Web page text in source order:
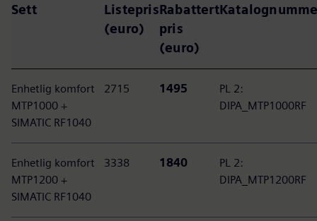
Sett
Listepris
(euro)
Rabattert
pris
(euro)
Enhetlig komfort
MTP1000 +
SIMATIC RF1040
2715 1495
PL 2:
DIPA_MTP1000RF
Enhetlig komfort
MTP1200 +
SIMATIC RF1040
3338 1840
PL 2:
DIPA_MTP1200RF